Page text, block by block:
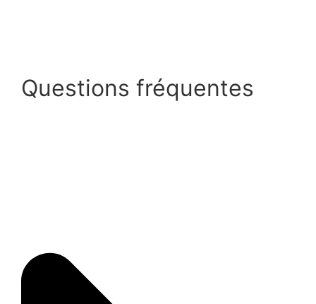
Questions fréquentes